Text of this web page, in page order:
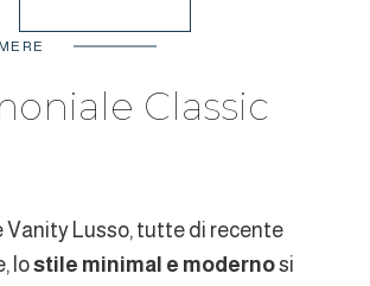
Classic
Vanity Lusso, tutte di recente
lostile minimal e modernosi